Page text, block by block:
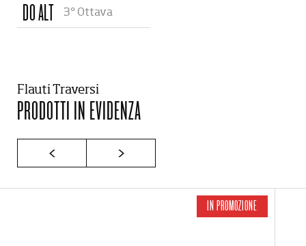
DO ALT 3° Ottava
Flauti Traversi
PRODOTTI IN EVIDENZA
IN PROMOZIONE